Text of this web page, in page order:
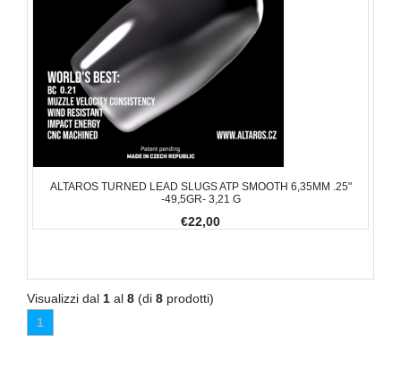
ALTAROS TURNED LEAD SLUGS ATP SMOOTH 6,35MM .25"
-49,5GR- 3,21 G
€22,00
Visualizzi dal 1 al 8 (di 8 prodotti)
1